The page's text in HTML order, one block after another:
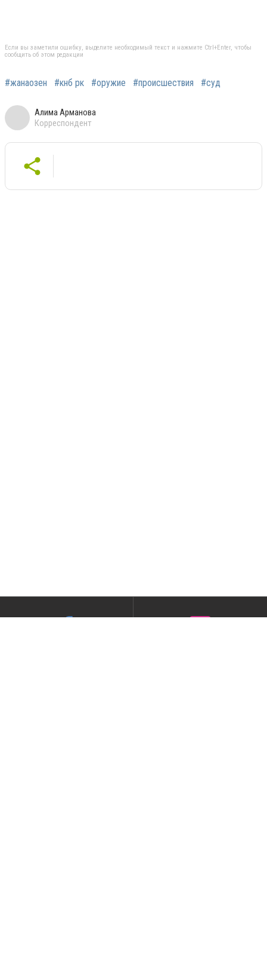
Если вы заметили ошибку, выделите необходимый текст и нажмите Ctrl+Enter, чтобы
сообщить об этом редакции
#жанаозен #кнб рк #оружие #происшествия #суд
Алима Арманова
Корреспондент